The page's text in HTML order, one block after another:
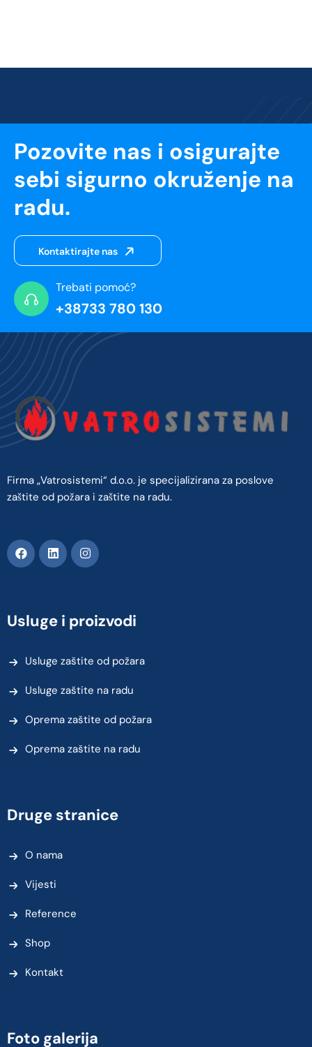
Pozovite nas i osigurajte
sebi sigurno okruženje na
radu.
Kontaktirajte nas
Trebati pomoć?
+38733 780 130
Firma „Vatrosistemi“ d.o.o. je specijalizirana za poslove
zaštite od požara i zaštite na radu.
Usluge i proizvodi
Usluge zaštite od požara
Usluge zaštite na radu
Oprema zaštite od požara
Oprema zaštite na radu
Druge stranice
O nama
Vijesti
Reference
Shop
Kontakt
Foto galerija